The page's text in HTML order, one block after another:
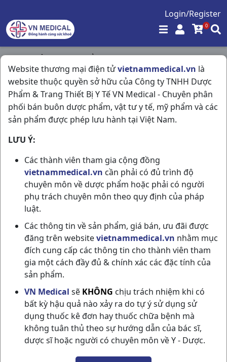
Login/Register
0
Website thương mại điện tửvietnammedical.vn là
website thuộc quyền sở hữu của Công ty TNHH Dược
Phẩm & Trang Thiết Bị Y Tế VN Medical - Chuyên phân
phối bán buôn dược phẩm, vật tư y tế, mỹ phẩm và các
sản phẩm được phép lưu hành tại Việt Nam.
LƯU Ý:
Các thành viên tham gia cộng đồng
vietnammedical.vn cần phải có đủ trình độ
chuyên môn về dược phẩm hoặc phải có người
phụ trách chuyên môn theo quy định của pháp
luật.
Các thông tin về sản phẩm, giá bán, ưu đãi được
đăng trên websitevietnammedical.vn nhằm mục
đích cung cấp các thông tin cho thành viên tham
gia một cách đầy đủ & chính xác các đặc tính của
sản phẩm.
VN Medical sẽ KHÔNG chịu trách nhiệm khi có
bất kỳ hậu quả nào xảy ra do tự ý sử dụng sử
dụng thuốc kê đơn hay thuốc chữa bệnh mà
không tuân thủ theo sự hướng dẫn của bác sĩ,
dược sĩ hoặc người có chuyên môn về Y - Dược.
Trang chủ / Thực Phẩm Chức Năng /
Cốm Goldbee H30g3gr Davac
CỐM GOLDBEE H30G3GR DAVAC
NSX:Davac
Nhóm hàng:Thực Phẩm Chức Năng,
Chia sẻ qua mạng xã hội: